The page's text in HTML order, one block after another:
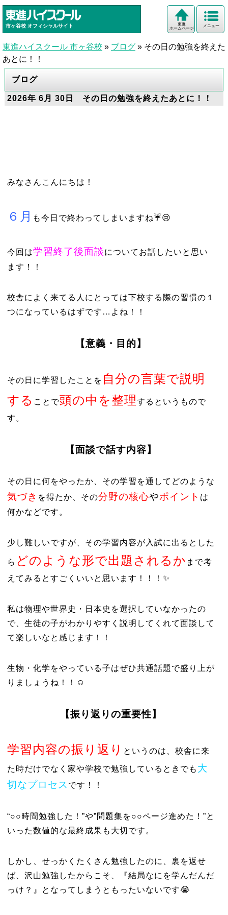
市ヶ谷校 オフィシャルサイト メニュー
東進
ホームページ
東進ハイスクール 市ヶ谷校 » ブログ » その日の勉強を終えた
あとに！！
ブログ
2026年 6月 30日 その日の勉強を終えたあとに！！
みなさんこんにちは！
６月 も今日で終わってしまいますね☔️😢
今回は学習終了後面談についてお話したいと思い
ます！！
校舎によく来てる人にとっては下校する際の習慣の１
つになっているはずです…よね！！
【意義・目的】
その日に学習したことを 自分の言葉で説明
する ことで頭の中を整理するというもので
す。
【面談で話す内容】
その日に何をやったか、その学習を通してどのような
気づき を得たか、その分野の核心やポイント は
何かなどです。
少し難しいですが、その学習内容が入試に出るとした
ら どのような形で出題されるか まで考
えてみるとすごくいいと思います！！！✨
私は物理や世界史・日本史を選択していなかったの
で、生徒の子がわかりやすく説明してくれて面談して
て楽しいなと感じます！！
生物・化学をやっている子はぜひ共通話題で盛り上が
りましょうね！！☺️
【振り返りの重要性】
学習内容の振り返り というのは、校舎に来
た時だけでなく家や学校で勉強しているときでも 大
切なプロセス です！！
“○○時間勉強した！”や”問題集を○○ページ進めた！”と
いった数値的な最終成果も大切です。
しかし、せっかくたくさん勉強したのに、裏を返せ
ば、沢山勉強したからこそ、『結局なにを学んだんだ
っけ？』となってしまうともったいないです😭